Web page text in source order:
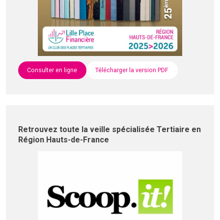
Consulter en ligne Télécharger la version PDF
Retrouvez toute la veille spécialisée Tertiaire en
Région Hauts-de-France